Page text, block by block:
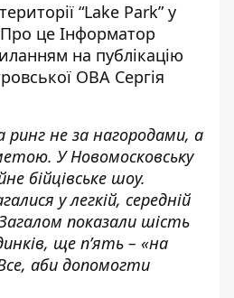
“Lake Park” у
це Інформатор
на публікацію
ОВА Сергія
не за нагородами, а
У Новомосковську
бійцівське шоу.
у легкій, середній
показали шість
ще п’ять – «на
аби допомогти